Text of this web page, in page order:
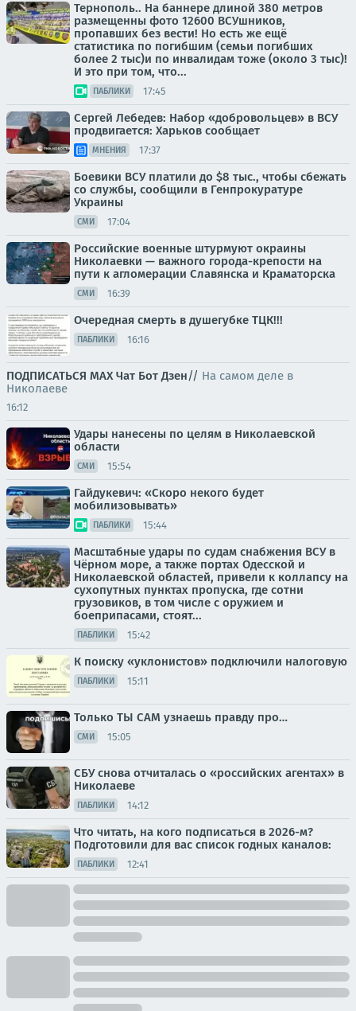
Тернополь.. На баннере длиной 380 метров
размещенны фото 12600 ВСУшников,
пропавших без вести! Но есть же ещё
статистика по погибшим (семьи погибших
более 2 тыс)и по инвалидам тоже (около 3 тыс)!
И это при том, что...
ПАБЛИКИ 17:45
Сергей Лебедев: Набор «добровольцев» в ВСУ
продвигается: Харьков сообщает
МНЕНИЯ 17:37
Боевики ВСУ платили до $8 тыс., чтобы сбежать
со службы, сообщили в Генпрокуратуре
Украины
СМИ 17:04
Российские военные штурмуют окраины
Николаевки — важного города-крепости на
пути к агломерации Славянска и Краматорска
СМИ 16:39
Очередная смерть в душегубке ТЦК!!!
ПАБЛИКИ 16:16
ПОДПИСАТЬСЯ МАХ Чат Бот Дзен// На самом деле в
Николаеве
16:12
Удары нанесены по целям в Николаевской
области
СМИ 15:54
Гайдукевич: «Скоро некого будет
мобилизовывать»
ПАБЛИКИ 15:44
Масштабные удары по судам снабжения ВСУ в
Чёрном море, а также портах Одесской и
Николаевской областей, привели к коллапсу на
сухопутных пунктах пропуска, где сотни
грузовиков, в том числе с оружием и
боеприпасами, стоят...
ПАБЛИКИ 15:42
К поиску «уклонистов» подключили налоговую
ПАБЛИКИ 15:11
Только ТЫ САМ узнаешь правду про…
СМИ 15:05
СБУ снова отчиталась о «российских агентах» в
Николаеве
ПАБЛИКИ 14:12
Что читать, на кого подписаться в 2026-м?
Подготовили для вас список годных каналов:
ПАБЛИКИ 12:41